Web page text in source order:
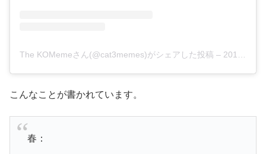
The KOMemeさん(@cat3memes)がシェアした投稿 – 2019年 3月月15日午前4時06分PDT
こんなことが書かれています。
春：